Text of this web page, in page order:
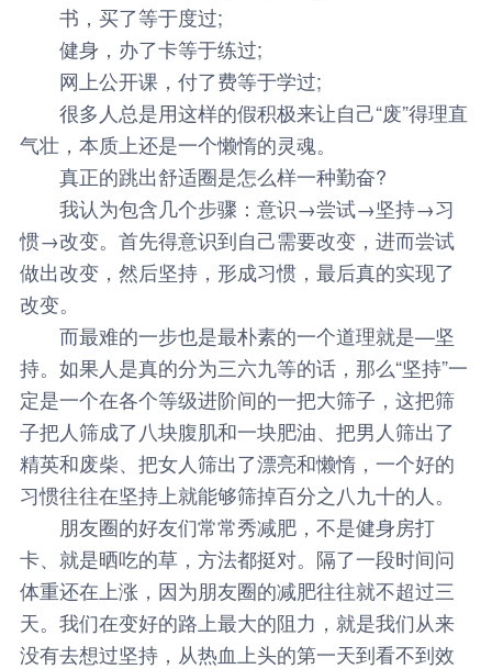
书，买了等于度过;
健身，办了卡等于练过;
网上公开课，付了费等于学过;
很多人总是用这样的假积极来让自己“废”得理直
气壮，本质上还是一个懒惰的灵魂。
真正的跳出舒适圈是怎么样一种勤奋?
我认为包含几个步骤：意识→尝试→坚持→习
惯→改变。首先得意识到自己需要改变，进而尝试
做出改变，然后坚持，形成习惯，最后真的实现了
改变。
而最难的一步也是最朴素的一个道理就是—坚
持。如果人是真的分为三六九等的话，那么“坚持”一
定是一个在各个等级进阶间的一把大筛子，这把筛
子把人筛成了八块腹肌和一块肥油、把男人筛出了
精英和废柴、把女人筛出了漂亮和懒惰，一个好的
习惯往往在坚持上就能够筛掉百分之八九十的人。
朋友圈的好友们常常秀减肥，不是健身房打
卡、就是晒吃的草，方法都挺对。隔了一段时间问
体重还在上涨，因为朋友圈的减肥往往就不超过三
天。我们在变好的路上最大的阻力，就是我们从来
没有去想过坚持，从热血上头的第一天到看不到效